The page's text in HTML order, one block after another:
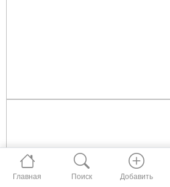
Главная Поиск Добавить